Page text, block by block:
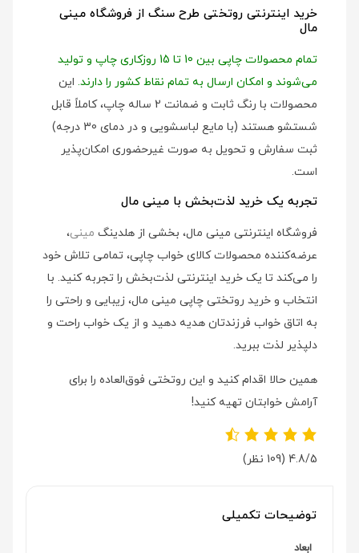
خرید اینترنتی روتختی طرح سنگ از فروشگاه مینی
مال
تمام محصولات چاپی بین 10 تا 15 روزکاری چاپ و تولید
می‌شوند و امکان ارسال به تمام نقاط کشور را دارند. این
محصولات با رنگ ثابت و ضمانت 2 ساله چاپ، کاملاً قابل
شستشو هستند (با مایع لباسشویی و در دمای 30 درجه)
ثبت سفارش و تحویل به صورت غیرحضوری امکان‌پذیر
است.
تجربه یک خرید لذت‌بخش با مینی مال
فروشگاه اینترنتی مینی مال، بخشی از هلدینگ مینی،
عرضه‌کننده محصولات کالای خواب چاپی، تمامی تلاش خود
را می‌کند تا یک خرید اینترنتی لذت‌بخش را تجربه کنید. با
انتخاب و خرید روتختی چاپی مینی مال، زیبایی و راحتی را
به اتاق خواب فرزندتان هدیه دهید و از یک خواب راحت و
دلپذیر لذت ببرید.
همین حالا اقدام کنید و این روتختی فوق‌العاده را برای
آرامش خوابتان تهیه کنید!
4.8/5 (109 نظر)
توضیحات تکمیلی
ابعاد